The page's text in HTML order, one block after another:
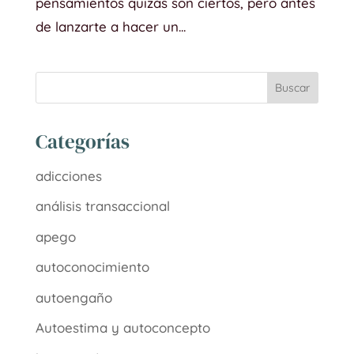
de lanzarte a hacer un...
Categorías
adicciones
análisis transaccional
apego
autoconocimiento
autoengaño
Autoestima y autoconcepto